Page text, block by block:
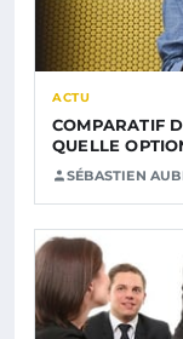
ACTU
COMPARATIF
QUELLE
SÉBASTIEN